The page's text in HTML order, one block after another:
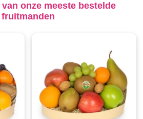
onze meeste bestelde
fruitmanden